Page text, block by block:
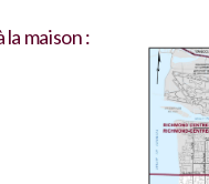
maison :